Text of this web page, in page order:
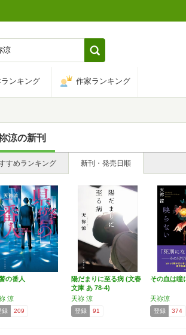
ンキング 作家ランキング
涼の新刊
すめランキング 新刊・発売日順
の番人
涼
録 209
陽だまりに至る病 (文春
文庫 あ 78-4)
天祢 涼
登録 91
その血は瞳
天祢涼
登録 374